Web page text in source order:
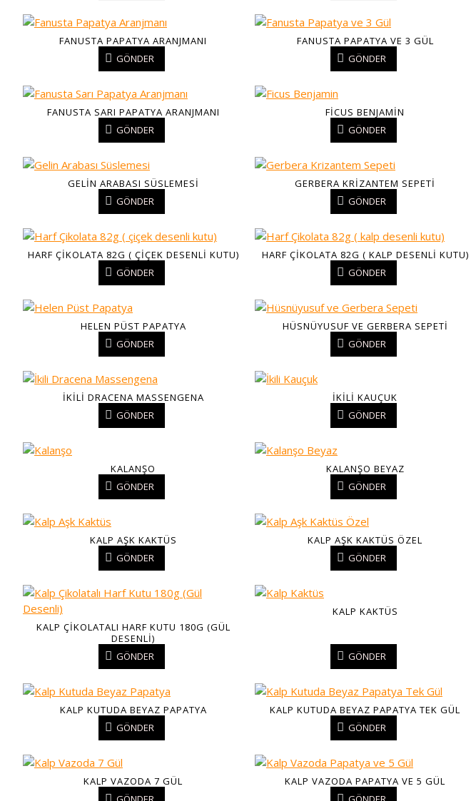
FANUSTA PAPATYA ARANJMANI
GÖNDER
FANUSTA PAPATYA VE 3 GÜL
GÖNDER
FANUSTA SARI PAPATYA ARANJMANI
GÖNDER
FICUS BENJAMIN
GÖNDER
GELIN ARABASI SÜSLEMESI
GÖNDER
GERBERA KRIZANTEM SEPETI
GÖNDER
HARF ÇIKOLATA 82G ( ÇIÇEK DESENLI KUTU)
GÖNDER
HARF ÇIKOLATA 82G ( KALP DESENLI KUTU)
GÖNDER
HELEN PÜST PAPATYA
GÖNDER
HÜSNÜYUSUF VE GERBERA SEPETI
GÖNDER
İKILI DRACENA MASSENGENA
GÖNDER
İKILI KAUÇUK
GÖNDER
KALANŞO
GÖNDER
KALANŞO BEYAZ
GÖNDER
KALP AŞK KAKTÜS
GÖNDER
KALP AŞK KAKTÜS ÖZEL
GÖNDER
KALP ÇIKOLATALI HARF KUTU 180G (GÜL
DESENLI)
GÖNDER
KALP KAKTÜS
GÖNDER
KALP KUTUDA BEYAZ PAPATYA
GÖNDER
KALP KUTUDA BEYAZ PAPATYA TEK GÜL
GÖNDER
KALP VAZODA 7 GÜL
KALP VAZODA PAPATYA VE 5 GÜL